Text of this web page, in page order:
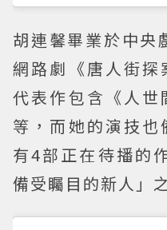
胡連馨畢業於中央
網路劇《唐人街探
代表作包含《人世
等，而她的演技
有4部正在待播的
備受矚目的新人」